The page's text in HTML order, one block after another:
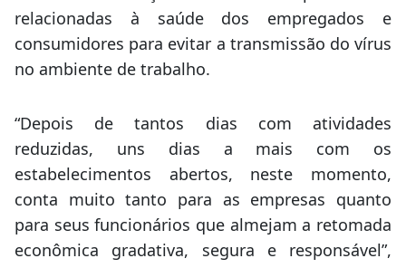
para optar pela abertura e definir o seu horário
de atendimento. No entanto, todas devem
manter e reforçar as medidas preventivas
consumidores para evitar a transmissão do vírus
no ambiente de trabalho.
“Depois de tantos dias com atividades
reduzidas, uns dias a mais com os
estabelecimentos abertos, neste momento,